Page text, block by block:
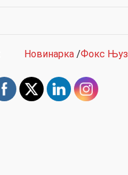
Новинарка /Фокс Њуз